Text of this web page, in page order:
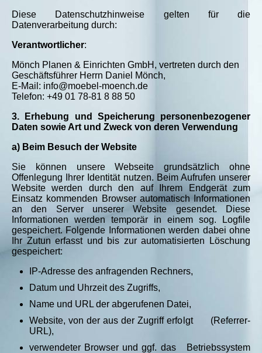
Diese Datenschutzhinweise gelten für die
Datenverarbeitung durch:
Verantwortlicher:
Mönch Planen & Einrichten GmbH, vertreten durch den
Geschäftsführer Herrn Daniel Mönch,
E-Mail: info@moebel-moench.de
Telefon: +49 01 78-81 8 88 50
3. Erhebung und Speicherung personenbezogener
Daten sowie Art und Zweck von deren Verwendung
a) Beim Besuch der Website
Sie können unsere Webseite grundsätzlich ohne
Offenlegung Ihrer Identität nutzen. Beim Aufrufen unserer
Website werden durch den auf Ihrem Endgerät zum
Einsatz kommenden Browser automatisch Informationen
an den Server unserer Website gesendet. Diese
Informationen werden temporär in einem sog. Logfile
gespeichert. Folgende Informationen werden dabei ohne
Ihr Zutun erfasst und bis zur automatisierten Löschung
gespeichert:
IP-Adresse des anfragenden Rechners,
Datum und Uhrzeit des Zugriffs,
Name und URL der abgerufenen Datei,
Website, von der aus der Zugriff erfolgt (Referrer-
URL),
verwendeter Browser und ggf. das Betriebssystem